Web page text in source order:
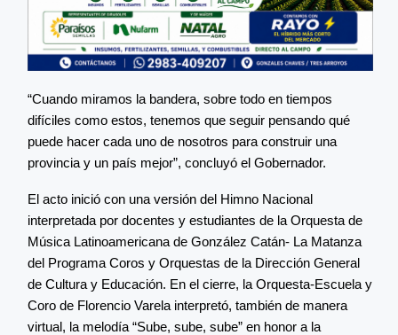
“Cuando miramos la bandera, sobre todo en tiempos
difíciles como estos, tenemos que seguir pensando qué
puede hacer cada uno de nosotros para construir una
provincia y un país mejor”, concluyó el Gobernador.
El acto inició con una versión del Himno Nacional
interpretada por docentes y estudiantes de la Orquesta de
Música Latinoamericana de González Catán- La Matanza
del Programa Coros y Orquestas de la Dirección General
de Cultura y Educación. En el cierre, la Orquesta-Escuela y
Coro de Florencio Varela interpretó, también de manera
virtual, la melodía “Sube, sube, sube” en honor a la